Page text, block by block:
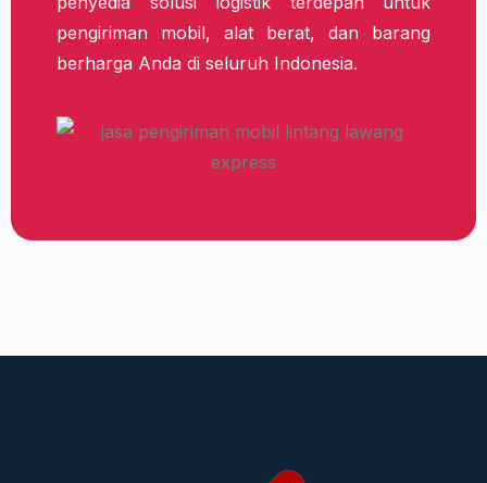
pengiriman mobil, alat berat, dan barang
berharga Anda di seluruh Indonesia.